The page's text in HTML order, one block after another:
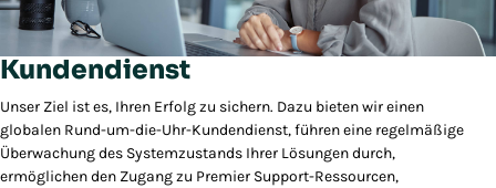
Kundendienst
Unser Ziel ist es, Ihren Erfolg zu sichern. Dazu bieten wir einen
globalen Rund-um-die-Uhr-Kundendienst, führen eine regelmäßige
Überwachung des Systemzustands Ihrer Lösungen durch,
ermöglichen den Zugang zu Premier Support-Ressourcen,